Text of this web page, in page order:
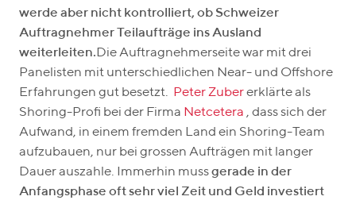
werde aber nicht kontrolliert, ob Schweizer
Auftragnehmer Teilaufträge ins Ausland
weiterleiten. Die Auftragnehmerseite war mit drei
Panelisten mit unterschiedlichen Near- und Offshore
Erfahrungen gut besetzt. Peter Zubererklärte als
Shoring-Profi bei der Firma Netcetera , dass sich der
Aufwand, in einem fremden Land ein Shoring-Team
aufzubauen, nur bei grossen Aufträgen mit langer
Dauer auszahle. Immerhin mussgerade in der
Anfangsphase oft sehr viel Zeit und Geld investiert